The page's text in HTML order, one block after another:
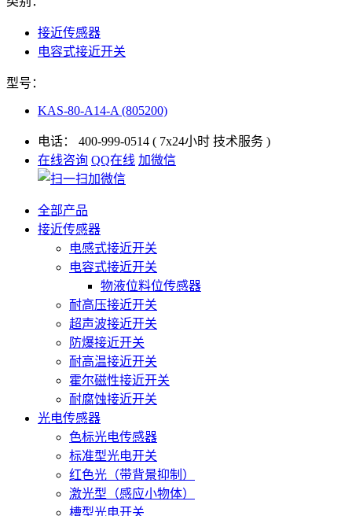
接近传感器
电容式接近开关
型号：
KAS-80-A14-A (805200)
电话： 400-999-0514 ( 7x24小时 技术服务 )
在线咨询 QQ在线 加微信
全部产品
接近传感器
电感式接近开关
电容式接近开关
物液位料位传感器
耐高压接近开关
超声波接近开关
防爆接近开关
耐高温接近开关
霍尔磁性接近开关
耐腐蚀接近开关
光电传感器
色标光电传感器
标准型光电开关
红色光（带背景抑制）
激光型（感应小物体）
槽型光电开关